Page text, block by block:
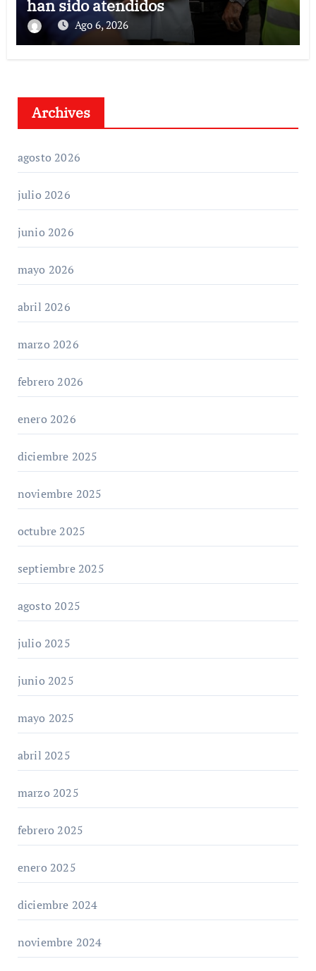
han sido atendidos
Ago 6, 2026
Archives
agosto 2026
julio 2026
junio 2026
mayo 2026
abril 2026
marzo 2026
febrero 2026
enero 2026
diciembre 2025
noviembre 2025
octubre 2025
septiembre 2025
agosto 2025
julio 2025
junio 2025
mayo 2025
abril 2025
marzo 2025
febrero 2025
enero 2025
diciembre 2024
noviembre 2024